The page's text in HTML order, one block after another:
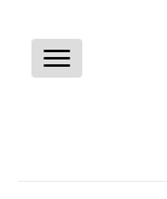
Toggle